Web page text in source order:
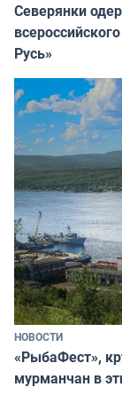
Северянки
Русь»
НОВОСТИ
«РыбаФест»,
мурманчан в